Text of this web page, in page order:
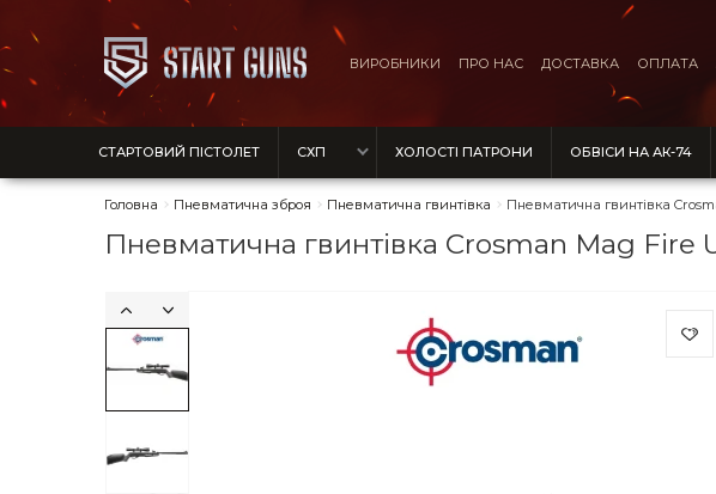
ВИРОБНИКИ ПРО НАС ДОСТАВКА ОПЛАТА
СТАРТОВИЙ ПІСТОЛЕТ СХП ХОЛОСТІ ПАТРОНИ ОБВІСИ НА АК-74
Головна Пневматична зброя Пневматична гвинтівка Пневматична гвинтівка
Пневматична гвинтівка Crosman Mag Fire